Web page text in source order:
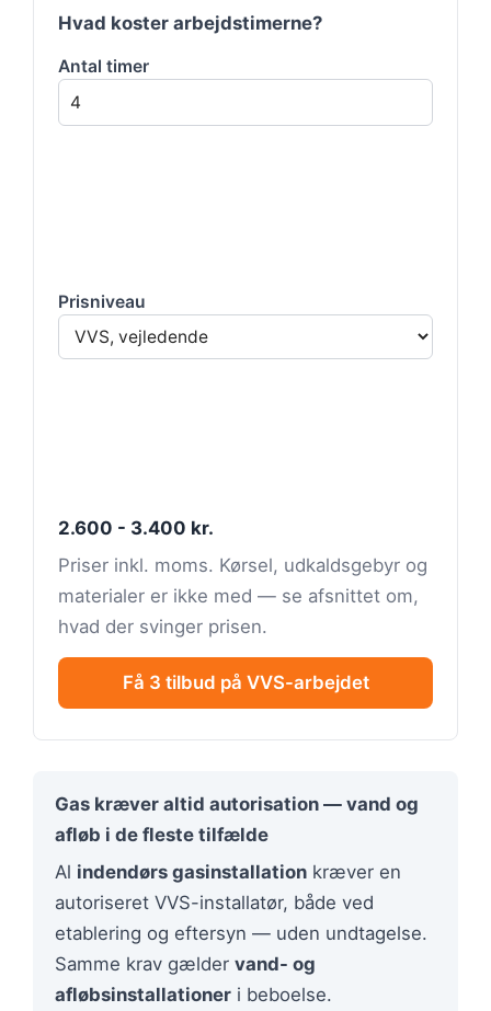
Hvad koster arbejdstimerne?
Antal timer
Prisniveau
2.600 - 3.400 kr.
Priser inkl. moms. Kørsel, udkaldsgebyr og
materialer er ikke med — se afsnittet om,
hvad der svinger prisen.
Få 3 tilbud på VVS-arbejdet
Gas kræver altid autorisation — vand og
afløb i de fleste tilfælde
Al indendørs gasinstallation kræver en
autoriseret VVS-installatør, både ved
etablering og eftersyn — uden undtagelse.
Samme krav gælder vand- og
afløbsinstallationer i beboelse.